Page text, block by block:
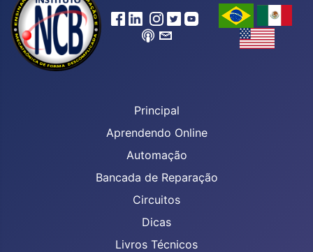
Principal
Aprendendo Online
Automação
Bancada de Reparação
Circuitos
Dicas
Livros Técnicos